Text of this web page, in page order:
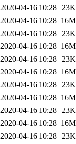
2020-04-16 10:28 23K
2020-04-16 10:28 16M
2020-04-16 10:28 23K
2020-04-16 10:28 16M
2020-04-16 10:28 23K
2020-04-16 10:28 16M
2020-04-16 10:28 23K
2020-04-16 10:28 16M
2020-04-16 10:28 23K
2020-04-16 10:28 16M
2020-04-16 10:28 23K